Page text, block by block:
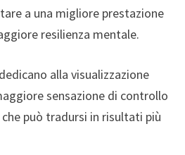
a una migliore prestazione
resilienza mentale.
alla visualizzazione
sensazione di controllo
può tradursi in risultati più